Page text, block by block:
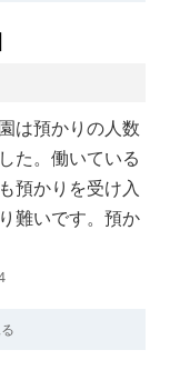
は預かりの人数
た。働いている
預かりを受け入
難いです。預か